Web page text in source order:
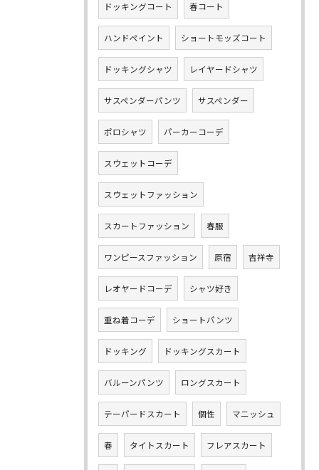
ドッキングコート 春コート
ハンドペイント ショートモッズコート
ドッキングシャツ レイヤードシャツ
サスペンダーパンツ サスペンダー
ポロシャツ パーカーコーデ
スウェットコーデ
スウェットファッション
スカートファッション 春服
ワンピースファッション 原宿 吉祥寺
レオヤードコーデ シャツ好き
重ね着コーデ ショートパンツ
ドッキング ドッキングスカート
バルーンパンツ ロングスカート
テーパードスカート 個性 マニッシュ
春 タイトスカート フレアスカート